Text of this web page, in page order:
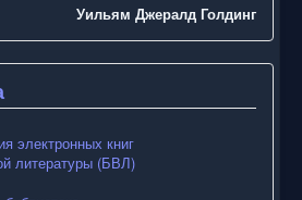
Уильям Джералд Голдинг
электронных книг
литературы (БВЛ)